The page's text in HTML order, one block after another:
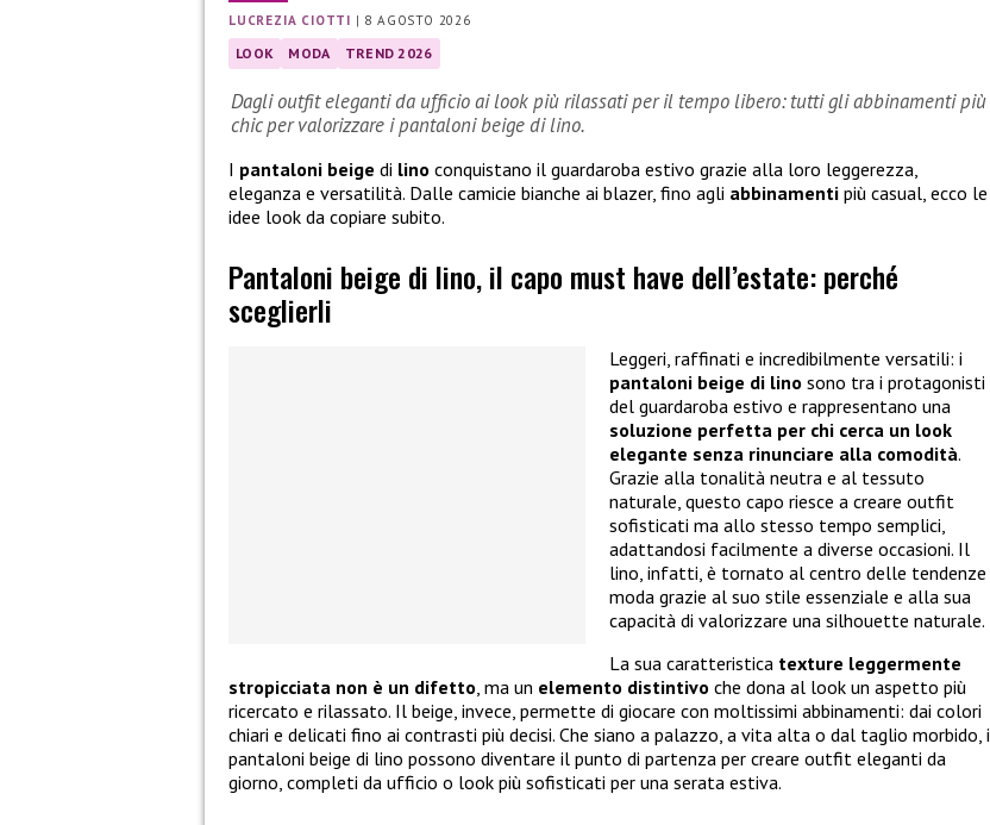
LUCREZIA CIOTTI | 8 AGOSTO 2026
LOOK MODA TREND 2026
Dagli outfit eleganti da ufficio ai look più rilassati per il tempo libero: tutti gli abbinamenti più
chic per valorizzare i pantaloni beige di lino.
I pantaloni beige di lino conquistano il guardaroba estivo grazie alla loro leggerezza,
eleganza e versatilità. Dalle camicie bianche ai blazer, fino agli abbinamenti più casual, ecco le
idee look da copiare subito.
Pantaloni beige di lino, il capo must have dell’estate: perché
sceglierli
Leggeri, raffinati e incredibilmente versatili: i
pantaloni beige di lino sono tra i protagonisti
del guardaroba estivo e rappresentano una
soluzione perfetta per chi cerca un look
elegante senza rinunciare alla comodità.
Grazie alla tonalità neutra e al tessuto
naturale, questo capo riesce a creare outfit
sofisticati ma allo stesso tempo semplici,
adattandosi facilmente a diverse occasioni. Il
lino, infatti, è tornato al centro delle tendenze
moda grazie al suo stile essenziale e alla sua
capacità di valorizzare una silhouette naturale.
La sua caratteristica texture leggermente
stropicciata non è un difetto, ma un elemento distintivo che dona al look un aspetto più
ricercato e rilassato. Il beige, invece, permette di giocare con moltissimi abbinamenti: dai colori
chiari e delicati fino ai contrasti più decisi. Che siano a palazzo, a vita alta o dal taglio morbido, i
pantaloni beige di lino possono diventare il punto di partenza per creare outfit eleganti da
giorno, completi da ufficio o look più sofisticati per una serata estiva.